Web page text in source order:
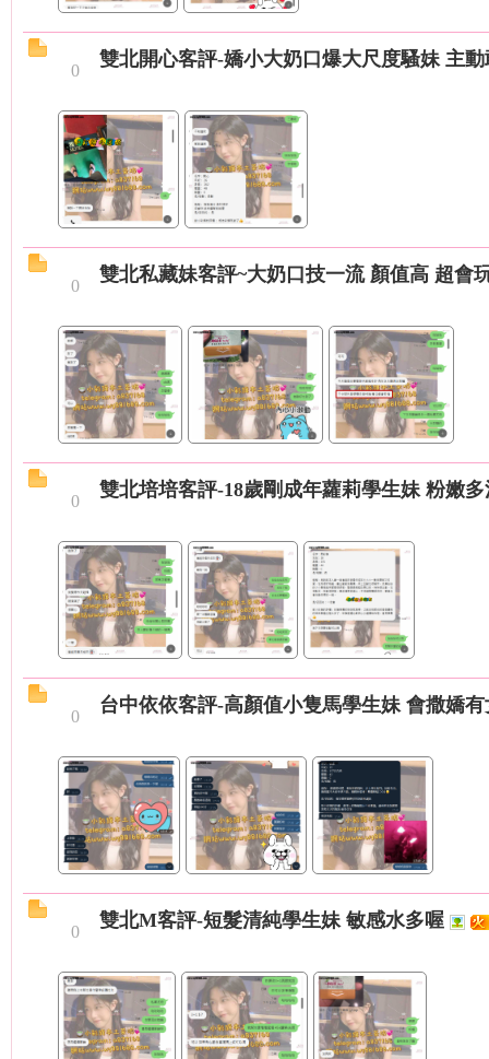
0
雙北開心客評-嬌小大奶口爆大尺度騷妹 主動
0
雙北私藏妹客評~大奶口技一流 顏值高 超會
0
雙北培培客評-18歲剛成年蘿莉學生妹 粉嫩多
0
台中依依客評-高顏值小隻馬學生妹 會撒嬌
0
雙北M客評-短髮清純學生妹 敏感水多喔